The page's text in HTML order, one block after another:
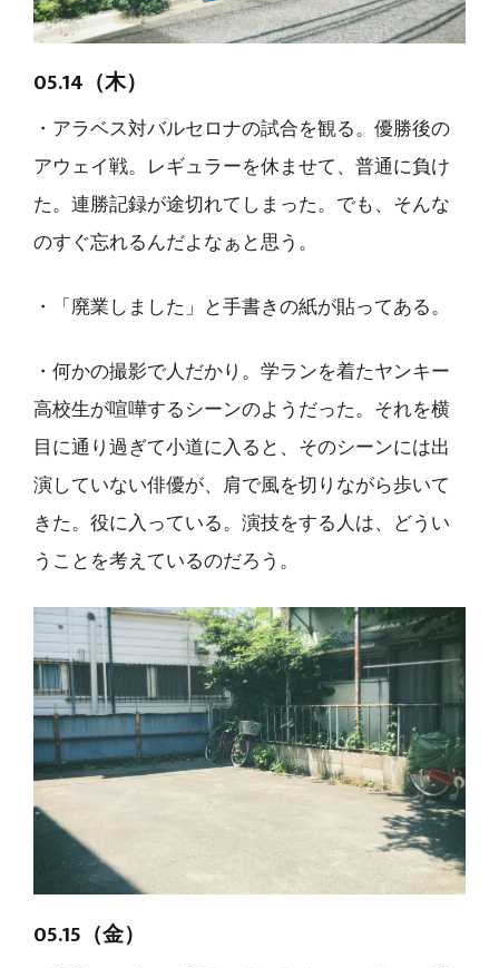
05.14（木）
・アラベス対バルセロナの試合を観る。優勝後の
アウェイ戦。レギュラーを休ませて、普通に負け
た。連勝記録が途切れてしまった。でも、そんな
のすぐ忘れるんだよなぁと思う。
・「廃業しました」と手書きの紙が貼ってある。
・何かの撮影で人だかり。学ランを着たヤンキー
高校生が喧嘩するシーンのようだった。それを横
目に通り過ぎて小道に入ると、そのシーンには出
演していない俳優が、肩で風を切りながら歩いて
きた。役に入っている。演技をする人は、どうい
うことを考えているのだろう。
05.15（金）